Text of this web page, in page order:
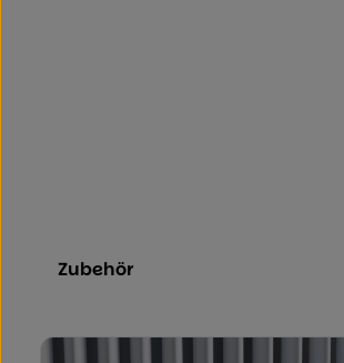
Zubehör
Produktgalerie überspringen